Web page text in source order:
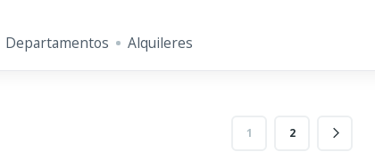
Departamentos Alquileres
1 2